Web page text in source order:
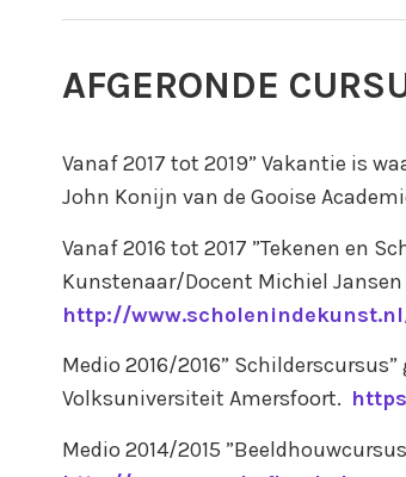
AFGERONDE
Vanaf 2017 tot 2019” Vakantie is
John Konijn van de Gooise
Vanaf 2016 tot 2017 ”Tekenen en
Kunstenaar/Docent Michiel
http://
Medio 2016/2016”
Volksuniversiteit Amersfoort.
Medio 2014/2015